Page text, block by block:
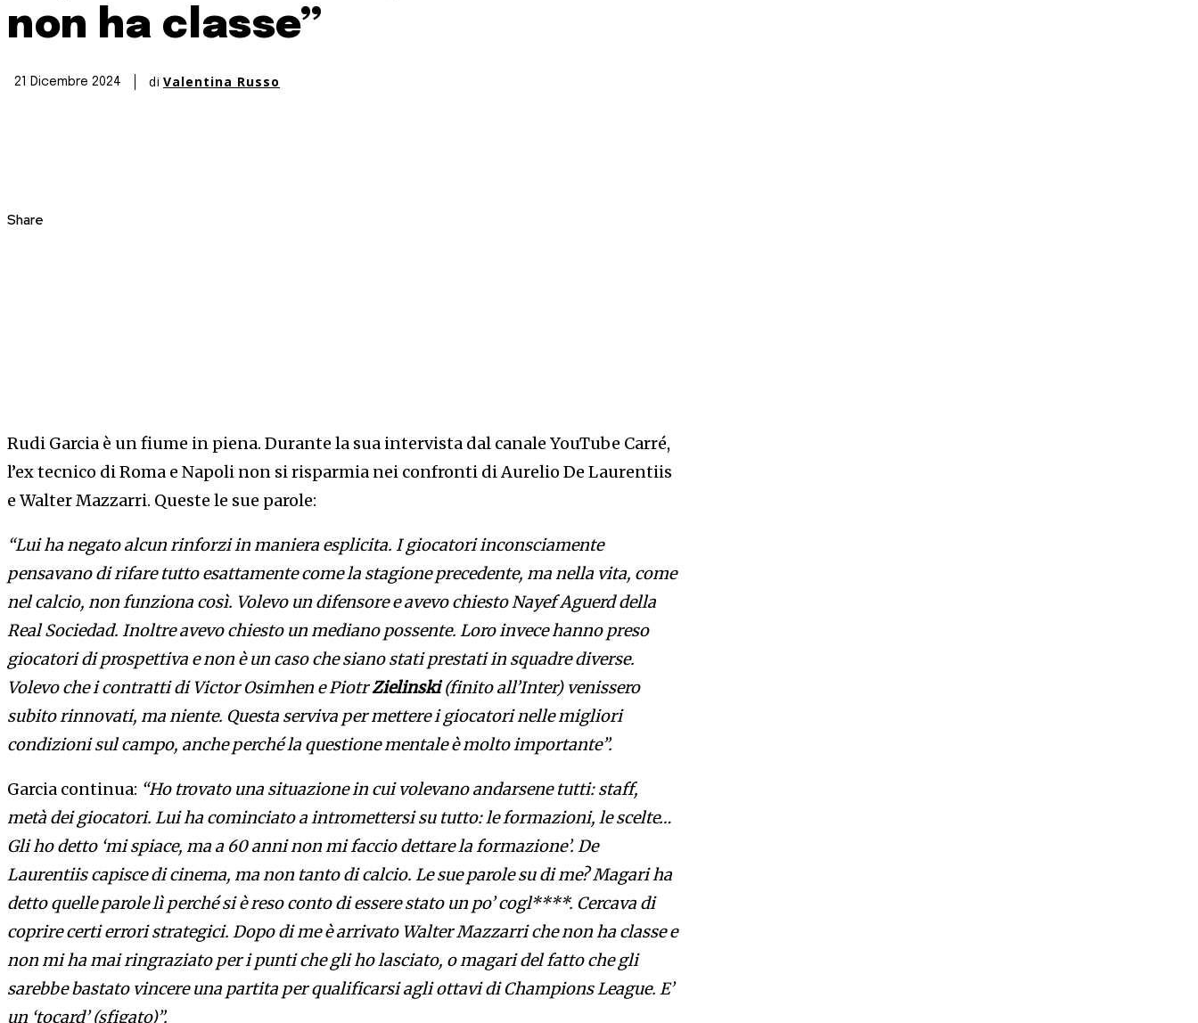
non ha classe”
21 Dicembre 2024 di Valentina Russo
Share
Rudi Garcia è un fiume in piena. Durante la sua intervista dal canale YouTube Carré,
l’ex tecnico di Roma e Napoli non si risparmia nei confronti di Aurelio De Laurentiis
e Walter Mazzarri. Queste le sue parole:
“Lui ha negato alcun rinforzi in maniera esplicita. I giocatori inconsciamente
pensavano di rifare tutto esattamente come la stagione precedente, ma nella vita, come
nel calcio, non funziona così. Volevo un difensore e avevo chiesto Nayef Aguerd della
Real Sociedad. Inoltre avevo chiesto un mediano possente. Loro invece hanno preso
giocatori di prospettiva e non è un caso che siano stati prestati in squadre diverse.
Volevo che i contratti di Victor Osimhen e PiotrZielinski(finito all’Inter) venissero
subito rinnovati, ma niente. Questa serviva per mettere i giocatori nelle migliori
condizioni sul campo, anche perché la questione mentale è molto importante”.
Garcia continua: “Ho trovato una situazione in cui volevano andarsene tutti: staff,
metà dei giocatori. Lui ha cominciato a intromettersi su tutto: le formazioni, le scelte…
Gli ho detto ‘mi spiace, ma a 60 anni non mi faccio dettare la formazione’. De
Laurentiis capisce di cinema, ma non tanto di calcio. Le sue parole su di me? Magari ha
detto quelle parole lì perché si è reso conto di essere stato un po’ cogl****. Cercava di
coprire certi errori strategici. Dopo di me è arrivato Walter Mazzarri che non ha classe e
non mi ha mai ringraziato per i punti che gli ho lasciato, o magari del fatto che gli
sarebbe bastato vincere una partita per qualificarsi agli ottavi di Champions League. E’
un ‘tocard’ (sfigato)”.